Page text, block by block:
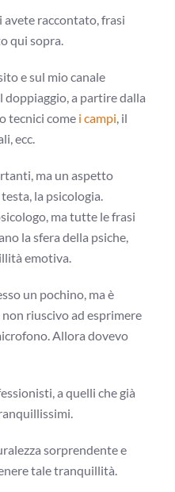
avete raccontato, frasi
qui sopra.
e sul mio canale
a partire dalla
tecnici come i campi , il
ecc.
ma un aspetto
la psicologia.
ma tutte le frasi
la sfera della psiche,
emotiva.
un pochino, ma è
riuscivo ad esprimere
Allora dovevo
a quelli che già
sorprendente e
tale tranquillità.